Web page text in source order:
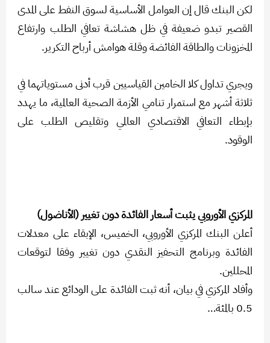
لكن البنك قال إن العوامل الأساسية لسوق النفط على المدى
القصير تبدو ضعيفة في ظل هشاشة تعافي الطلب وارتفاع
المخزونات والطاقة الفائضة وقلة هوامش أرباح التكرير.
ويجري تداول كلا الخامين القياسيين قرب أدنى مستوياتهما في
ثلاثة أشهر مع استمرار تنامي الأزمة الصحية العالمية، ما يهدد
بإبطاء التعافي الاقتصادي العالمي وتقليص الطلب على
الوقود.
المركزي الأوروبي يثبت أسعار الفائدة دون تغيير (الأناضول)
أعلن البنك المركزي الأوروبي، الخميس، الإبقاء على معدلات
الفائدة وبرنامج التحفيز النقدي دون تغيير وفقا لتوقعات
المحللين.
وأفاد المركزي في بيان، أنه ثبت الفائدة على الودائع عند سالب
0.5 بالمئة…